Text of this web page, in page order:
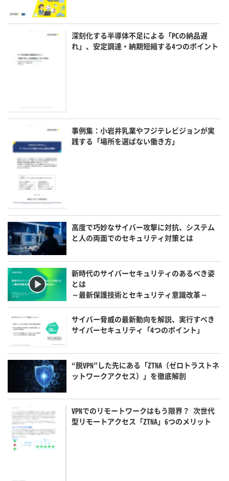
深刻化する半導体不足による「PCの納品遅
れ」、安定調達・納期短縮する4つのポイント
事例集：小岩井乳業やフジテレビジョンが実
践する「場所を選ばない働き方」
高度で巧妙なサイバー攻撃に対抗、システム
と人の両面でのセキュリティ対策とは
新時代のサイバーセキュリティのあるべき姿
とは
～最新保護技術とセキュリティ意識改革～
サイバー脅威の最新動向を解説、実行すべき
サイバーセキュリティ「4つのポイント」
“脱VPN”した先にある「ZTNA（ゼロトラストネ
ットワークアクセス）」を徹底解剖
VPNでのリモートワークはもう限界？ 次世代
型リモートアクセス「ZTNA」6つのメリット